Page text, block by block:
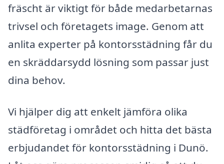
fräscht är viktigt för både medarbetarnas
trivsel och företagets image. Genom att
anlita experter på kontorsstädning får du
en skräddarsydd lösning som passar just
dina behov.
Vi hjälper dig att enkelt jämföra olika
städföretag i området och hitta det bästa
erbjudandet för kontorsstädning i Dunö.